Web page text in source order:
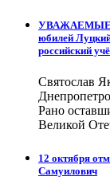
УВАЖАЕМЫЕ
юбилей
российский
Святослав
Рано
Великой
12 октября
Самуилович